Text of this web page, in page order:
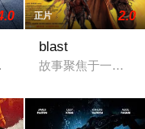
在狱中度过了漫长的
实力强劲的夜总会老板
正片 2.0
blast
故事聚焦于一个富